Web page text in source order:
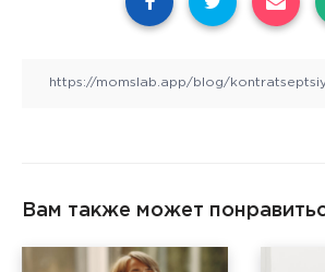
Вам также может